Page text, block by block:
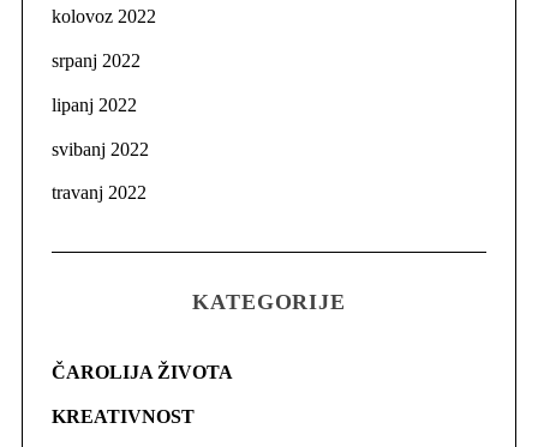
kolovoz 2022
srpanj 2022
lipanj 2022
svibanj 2022
travanj 2022
KATEGORIJE
ČAROLIJA ŽIVOTA
KREATIVNOST